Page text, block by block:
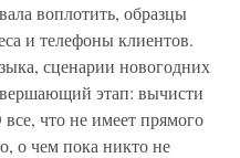
воплотить, образцы
и телефоны клиентов.
сценарии новогодних
этап: вычисти
что не имеет прямого
о чем пока никто не